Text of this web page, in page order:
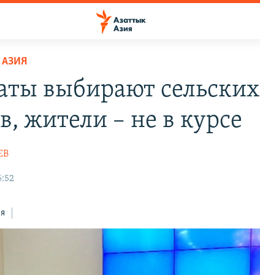
выбирают сельских
жители – не в курсе